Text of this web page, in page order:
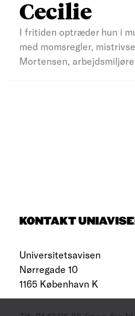
Cecilie
I fritiden optræder hun i
med momsregler,
Mortensen,
KONTAKT
Universitetsavisen
Nørregade 10
1165 København K